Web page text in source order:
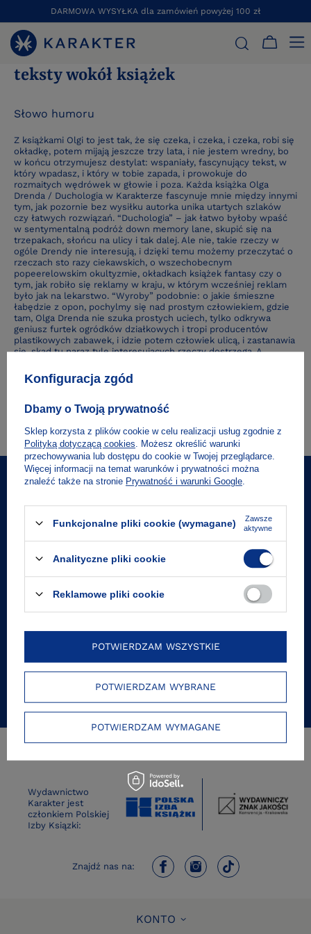
DARMOWA WYSYŁKA dla zamówień powyżej 100 zł
STRONA GŁÓWNA BLOG TEKSTY WOKÓŁ KSIĄŻEK
teksty wokół książek
Słowo humoru
Z książkami Olgi to jest tak, że się czeka, i czeka, i czeka, robi się
okładkę, potem mijają jeszcze trzy lata, i nie jestem wredny, bo
w końcu otrzymujesz destylat: wspaniały, fascynujący tekst, w
który wpadasz, i który w tobie zapada, i prowokuje do
rozmaitych wędrówek w głowie i poza. Każda książka Olga
Drenda / Duchologia w Karakterze fascynuje mnie między innymi
tym, jak pozornie bez wysiłku autorka unika utartych szlaków
czy łatwych rozwiązań. “Duchologia” – jak łatwo byłoby wpaść
w sentymentalną podróż down memory lane, skupić się na
trzepakach, słońcu na ulicy i tak dalej. Ale nie, takie rzeczy w
ogóle Drendy nie interesują, i dzięki temu możemy przeczytać o
rzeczach sto razy ciekawskich, o wszechobecnym
popeerelowskim okultyzmie, okładkach książek fantasy czy o
tym, jak robiło się reklamy w kraju, w którym wcześniej reklam
było jak na lekarstwo. “Wyroby” podobnie: o jakie śmieszne
łabędzie z opon, pochylmy się nad prostym człowiekiem, gdzie
tam, Olga Drenda nie szuka prostych uciech, tylko odkrywa
geniusz furtek ogródków działkowych i tropi producentów
plastikowych zabawek, i idzie potem człowiek ulicą, i zastanawia
się, skąd tu naraz tyle interesujących rzeczy dostrzega. A
Czytaj więcej
1 2 3 4 5 6 7 8 9 10 ...
10% na pierwsze zakupy
Natychmiast dowiaduj się o promocjach i
wydarzeniach!
Zgoda na przetwarzanie danych osobowych
ZAPISZ SIĘ
Wydawnictwo
Karakter jest
członkiem Polskiej
Izby Ksiązki:
Znajdź nas na:
KONTO
Konfiguracja zgód
Dbamy o Twoją prywatność
Sklep korzysta z plików cookie w celu realizacji usług zgodnie z
Polityką dotyczącą cookies . Możesz określić warunki
przechowywania lub dostępu do cookie w Twojej przeglądarce.
Więcej informacji na temat warunków i prywatności można
znaleźć także na stronie Prywatność i warunki Google
Funkcjonalne pliki cookie (wymagane)
Zawsze
aktywne
Analityczne pliki cookie
Reklamowe pliki cookie
POTWIERDZAM WYBRANE
POTWIERDZAM WYMAGANE
POTWIERDZAM WSZYSTKIE